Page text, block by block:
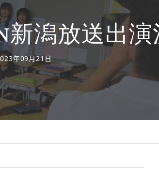
新潟放送出演
年09月21日